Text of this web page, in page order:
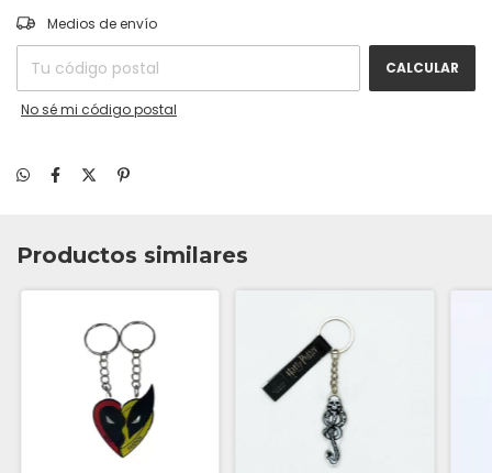
Entregas para el CP:
Medios de envío
CALCULAR
No sé mi código postal
Productos similares